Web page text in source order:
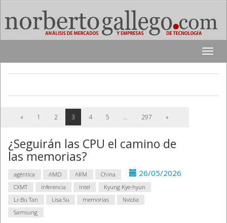
Toggle
« 1 2 3 4 5 … 297 »
¿Seguirán las CPU el camino de
las memorias?
26/05/2026
agéntica AMD ARM
China
CXMT
inferencia Intel
Kyung Kye-hyun
Li-Bu Tan
Lisa Su memorias
Nvidia
Samsung